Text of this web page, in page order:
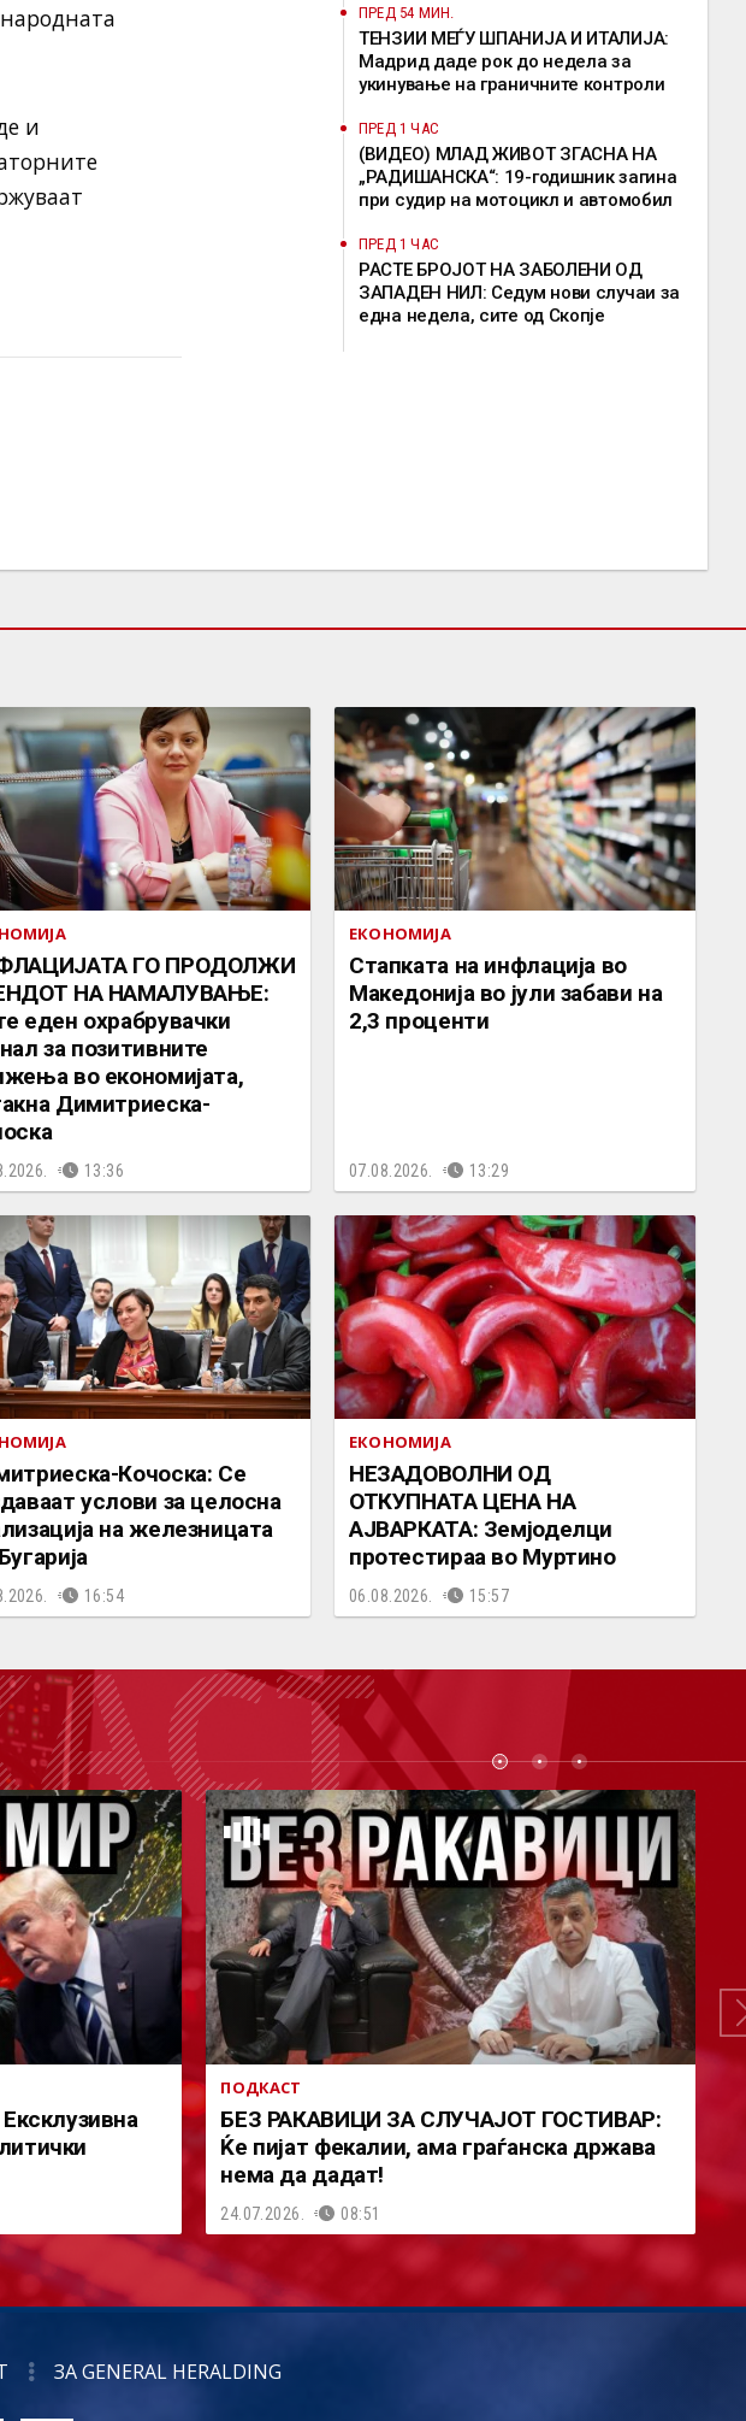
и
ПРЕД 54 МИН.
ТЕНЗИИ МЕЃУ ШПАНИЈА И ИТАЛИЈА:
Мадрид даде рок до недела за
укинување на граничните контроли
ПРЕД 1 ЧАС
(ВИДЕО) МЛАД ЖИВОТ ЗГАСНА НА
„РАДИШАНСКА“: 19-годишник загина
при судир на мотоцикл и автомобил
ПРЕД 1 ЧАС
РАСТЕ БРОЈОТ НА ЗАБОЛЕНИ ОД
ЗАПАДЕН НИЛ: Седум нови случаи за
една недела, сите од Скопје
ГО ПРОДОЛЖИ
НА НАМАЛУВАЊЕ:
еден охрабрувачки
за позитивните
во економијата,
Димитриеска-
13:36
ЕКОНОМИЈА
Стапката на инфлација во
Македонија во јули забави на
2,3 проценти
07.08.2026. 13:29
Кочоска: Се
услови за целосна
на железницата
16:54
ЕКОНОМИЈА
НЕЗАДОВОЛНИ ОД
ОТКУПНАТА ЦЕНА НА
АЈВАРКАТА: Земјоделци
протестираа во Муртино
06.08.2026. 15:57
ПОДКАСТ
БЕЗ РАКАВИЦИ ЗА СЛУЧАЈОТ ГОСТИВАР:
Ќе пијат фекалии, ама граѓанска држава
нема да дадат!
24.07.2026. 08:51
ЗА GENERAL HERALDING